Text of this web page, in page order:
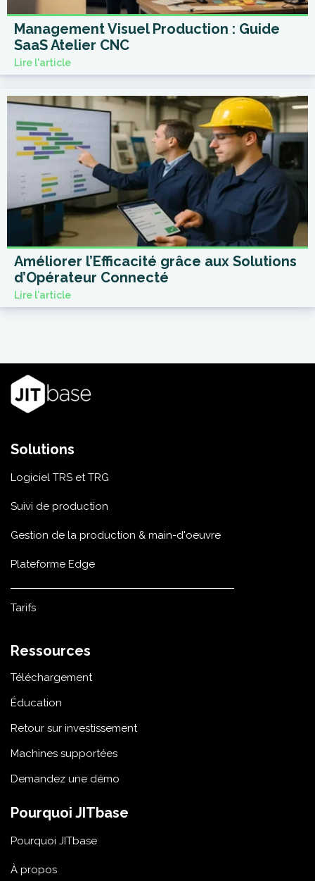
Management Visuel Production : Guide
SaaS Atelier CNC
Lire l'article
Améliorer l’Efficacité grâce aux Solutions
d’Opérateur Connecté
Lire l'article
Solutions
Logiciel TRS et TRG
Suivi de production
Gestion de la production & main-d'oeuvre
Plateforme Edge
Tarifs
Ressources
Téléchargement
Éducation
Retour sur investissement
Machines supportées
Demandez une démo
Pourquoi JITbase
Pourquoi JITbase
À propos